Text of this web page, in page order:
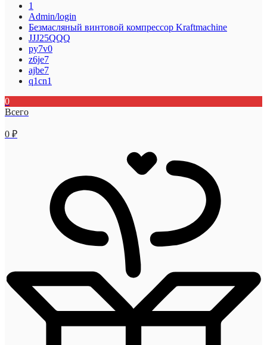
1
Admin/login
Безмасляный винтовой компрессор Kraftmaсhine
JJJ25QQQ
py7v0
z6je7
ajbe7
q1cn1
0
Всего
0 ₽